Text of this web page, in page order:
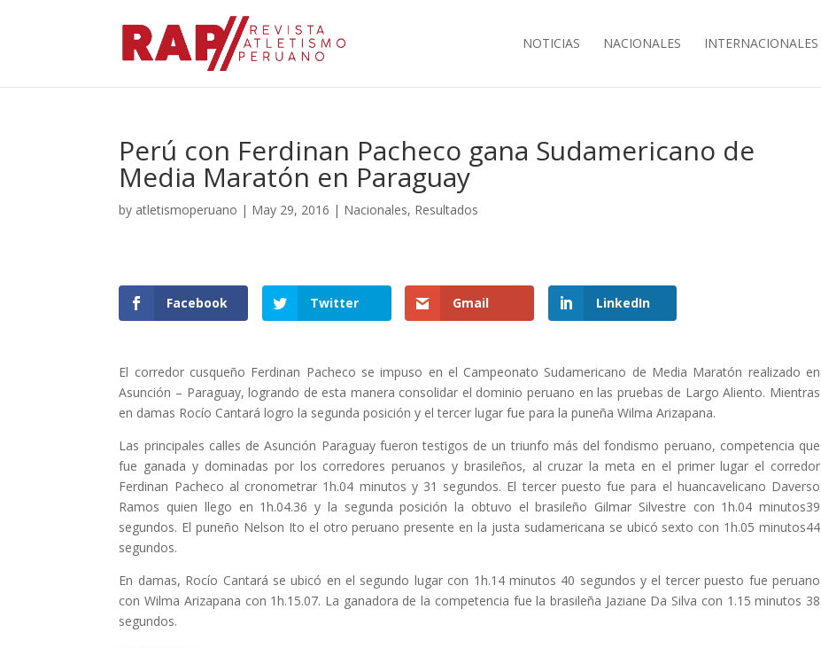
NOTICIAS NACIONALES INTERNACIONALES
Perú con Ferdinan Pacheco gana Sudamericano de
Media Maratón en Paraguay
by atletismoperuano | May 29, 2016 | Nacionales, Resultados
Facebook Twitter Gmail LinkedIn
El corredor cusqueño Ferdinan Pacheco se impuso en el Campeonato Sudamericano de Media Maratón realizado en
Asunción – Paraguay, logrando de esta manera consolidar el dominio peruano en las pruebas de Largo Aliento. Mientras
en damas Rocío Cantará logro la segunda posición y el tercer lugar fue para la puneña Wilma Arizapana.
Las principales calles de Asunción Paraguay fueron testigos de un triunfo más del fondismo peruano, competencia que
fue ganada y dominadas por los corredores peruanos y brasileños, al cruzar la meta en el primer lugar el corredor
Ferdinan Pacheco al cronometrar 1h.04 minutos y 31 segundos. El tercer puesto fue para el huancavelicano Daverso
Ramos quien llego en 1h.04.36 y la segunda posición la obtuvo el brasileño Gilmar Silvestre con 1h.04 minutos39
segundos. El puneño Nelson Ito el otro peruano presente en la justa sudamericana se ubicó sexto con 1h.05 minutos44
segundos.
En damas, Rocío Cantará se ubicó en el segundo lugar con 1h.14 minutos 40 segundos y el tercer puesto fue peruano
con Wilma Arizapana con 1h.15.07. La ganadora de la competencia fue la brasileña Jaziane Da Silva con 1.15 minutos 38
segundos.